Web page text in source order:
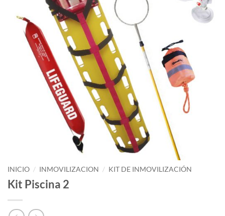
INICIO / INMOVILIZACION / KIT DE INMOVILIZACIÓN
Kit Piscina 2